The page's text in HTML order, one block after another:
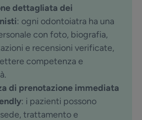
dettagliata dei
: ogni odontoiatra ha una
con foto, biografia,
e recensioni verificate,
competenza e
di prenotazione immediata
: i pazienti possono
trattamento e